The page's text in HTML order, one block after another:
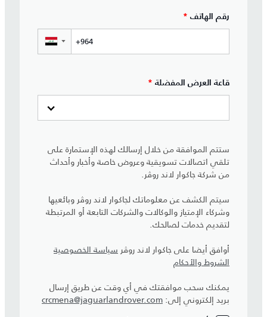
رقم الهاتف *
▼
قاعة العرض المفضلة *
ستتم الموافقة من خلال إرسالك لهذه الإستمارة على
تلقي اتصالات تسويقية وعروض خاصة وأخبار وأحداث
من شركة جاكوار لاند روڤر.
سيتم الكشف عن معلوماتك لجاكوار لاند روڤر وبائعيها
وشركاء الإمتياز والوكالات والشركات التابعة أو المرتبطة
لتقديم خدمات لصالحك.
أوافق أيضا على جاكوار لاند روڤر سياسة الخصوصية
الشروط والأحكام
يمكنك سحب موافقتك في أي وقت عن طريق إرسال
بريد إلكتروني إلى: crcmena@jaguarlandrover.com